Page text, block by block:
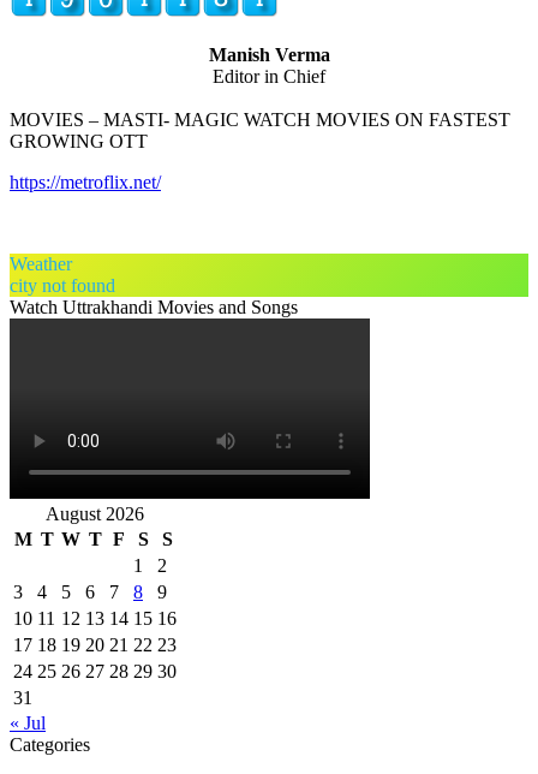
Manish Verma
Editor in Chief
MOVIES – MASTI- MAGIC WATCH MOVIES ON FASTEST
GROWING OTT
https://metroflix.net/
Weather
city not found
Watch Uttrakhandi Movies and Songs
August 2026
M T W T F S
S
1
2
3
4 5 6 7 8
9
10 11 12 13 14 15 16
17 18 19 20 21 22 23
24 25 26 27 28 29 30
31
« Jul
Categories